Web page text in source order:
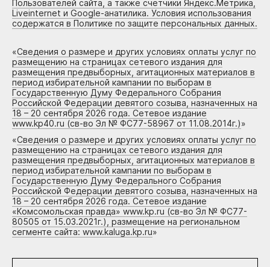
Пользователей сайта, а также счетчики Яндекс.Метрика,
Liveinternet и Google-анатилика. Условия использования
содержатся в Политике по защите персональных данных.
«Сведения о размере и других условиях оплаты услуг по
размещению на страницах сетевого издания для
размещения предвыборных, агитационных материалов в
период избирательной кампании по выборам в
Государственную Думу Федерального Собрания
Российской Федерации девятого созыва, назначенных на
18 – 20 сентября 2026 года. Сетевое издание
www.kp40.ru (св-во Эл № ФС77-58967 от 11.08.2014г.)»
«Сведения о размере и других условиях оплаты услуг по
размещению на страницах сетевого издания для
размещения предвыборных, агитационных материалов в
период избирательной кампании по выборам в
Государственную Думу Федерального Собрания
Российской Федерации девятого созыва, назначенных на
18 – 20 сентября 2026 года. Сетевое издание
«Комсомольская правда» www.kp.ru (св-во Эл № ФС77-
80505 от 15.03.2021г.), размещение на региональном
сегменте сайта: www.kaluga.kp.ru»